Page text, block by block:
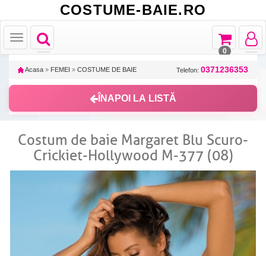
COSTUME-BAIE.RO
Toggle
navigation
Toggle
navigation
Toggle
Toggle
navigation
0
Acasa » FEMEI » COSTUME DE BAIE Telefon: 0371236353
ÎNAPOI LA LISTĂ
Costum de baie Margaret Blu Scuro-
Crickiet-Hollywood M-377 (08)